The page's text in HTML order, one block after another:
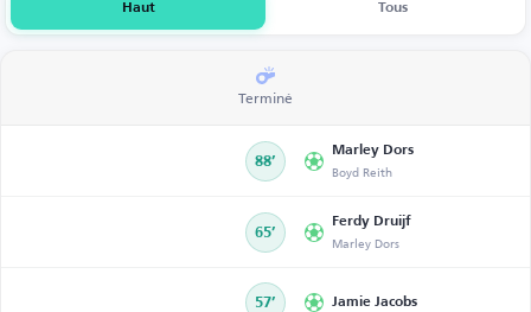
Haut Tous
Terminé
88’
Marley Dors
Boyd Reith
65’
Ferdy Druijf
Marley Dors
57’ Jamie Jacobs